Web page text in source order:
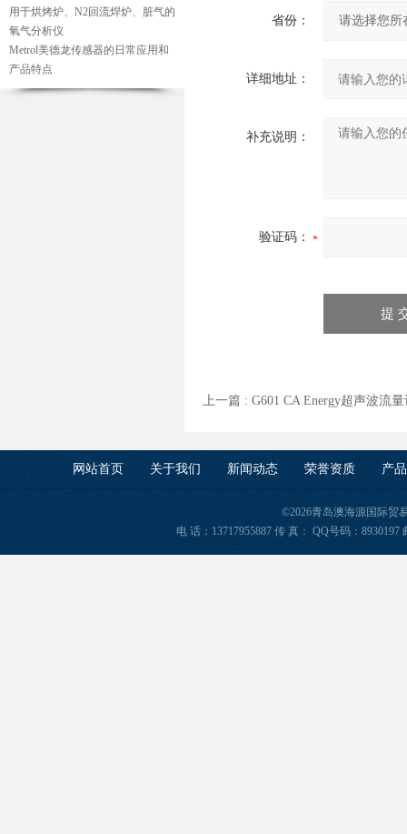
用于烘烤炉、N2回流焊炉、脏气的
氧气分析仪
Metrol美德龙传感器的日常应用和
产品特点
省份：
详细地址：
补充说明：
验证码：
上一篇 : G601 CA Energy超声波流
网站首页 关于我们 新闻动态 荣誉资质 产
©2026青岛澳海源国际贸
电 话：13717955887 传 真： QQ号码：